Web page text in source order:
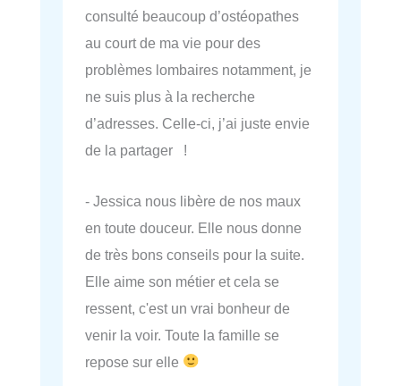
consulté beaucoup d’ostéopathes
au court de ma vie pour des
problèmes lombaires notamment, je
ne suis plus à la recherche
d’adresses. Celle-ci, j’ai juste envie
de la partager !
- Jessica nous libère de nos maux
en toute douceur. Elle nous donne
de très bons conseils pour la suite.
Elle aime son métier et cela se
ressent, c'est un vrai bonheur de
venir la voir. Toute la famille se
repose sur elle